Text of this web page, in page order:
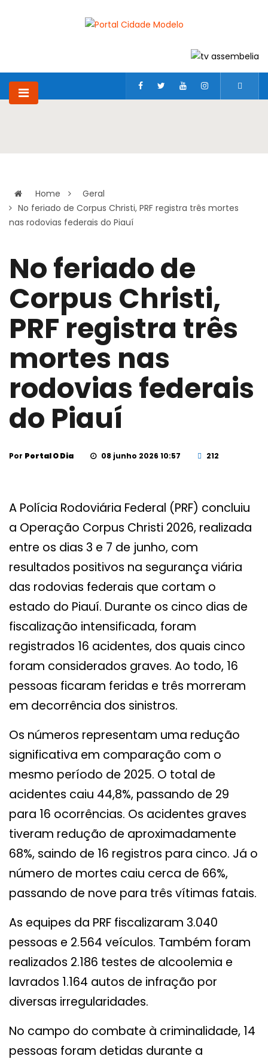
Home
Geral
No feriado de Corpus Christi, PRF registra três mortes
nas rodovias federais do Piauí
No feriado de
Corpus Christi,
PRF registra três
mortes nas
rodovias federais
do Piauí
Por Portal O Dia 08 junho 2026 10:57 212
A Polícia Rodoviária Federal (PRF) concluiu
a Operação Corpus Christi 2026, realizada
entre os dias 3 e 7 de junho, com
resultados positivos na segurança viária
das rodovias federais que cortam o
estado do Piauí. Durante os cinco dias de
fiscalização intensificada, foram
registrados 16 acidentes, dos quais cinco
foram considerados graves. Ao todo, 16
pessoas ficaram feridas e três morreram
em decorrência dos sinistros.
Os números representam uma redução
significativa em comparação com o
mesmo período de 2025. O total de
acidentes caiu 44,8%, passando de 29
para 16 ocorrências. Os acidentes graves
tiveram redução de aproximadamente
68%, saindo de 16 registros para cinco. Já o
número de mortes caiu cerca de 66%,
passando de nove para três vítimas fatais.
As equipes da PRF fiscalizaram 3.040
pessoas e 2.564 veículos. Também foram
realizados 2.186 testes de alcoolemia e
lavrados 1.164 autos de infração por
diversas irregularidades.
No campo do combate à criminalidade, 14
pessoas foram detidas durante a